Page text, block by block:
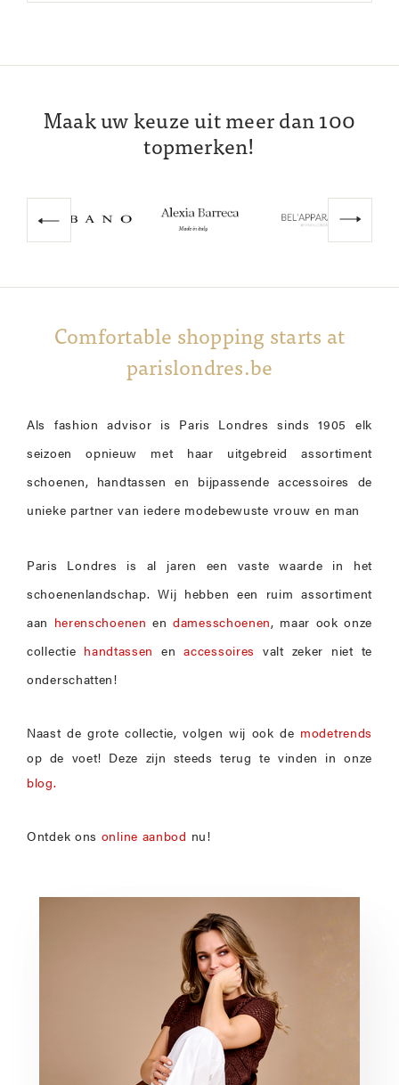
Maak uw keuze uit meer dan 100
topmerken!
Comfortable shopping starts at
parislondres.be
Als fashion advisor is Paris Londres sinds 1905 elk
seizoen opnieuw met haar uitgebreid assortiment
schoenen, handtassen en bijpassende accessoires de
unieke partner van iedere modebewuste vrouw en man
Paris Londres is al jaren een vaste waarde in het
schoenenlandschap. Wij hebben een ruim assortiment
aan herenschoenen endamesschoenen, maar ook onze
collectie handtassen enaccessoires valt zeker niet te
onderschatten!
Naast de grote collectie, volgen wij ook de modetrends
op de voet! Deze zijn steeds terug te vinden in onze
blog.
Ontdek ons online aanbod nu!